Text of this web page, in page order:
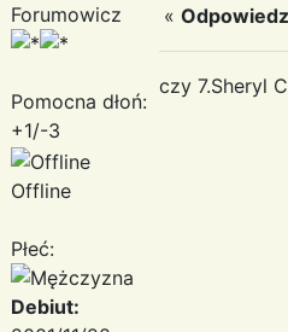
Forumowicz
Pomocna dłoń:
+1/-3
Offline
Płeć:
Debiut:
«
czy 7.Sheryl